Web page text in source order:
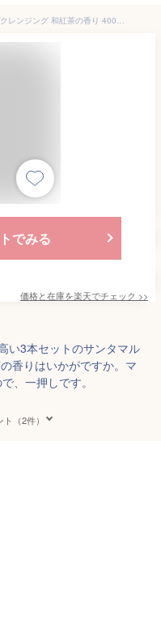
【3本セット】サンタマルシェ ディープクレンジング 和紅茶の香り 400g×3 クレンジングジェル メイク落とし アルコールフリー ノンオイル オイルフリー ダブル洗顔不要 毛穴 くすみ 皮脂 摩擦軽減 まつエクOK 濡れた手でも使える
でみる
価格と在庫を楽天でチェック >>
い3本セットのサンタマル
香りはいかがですか。マ
、一押しです。
（2件）